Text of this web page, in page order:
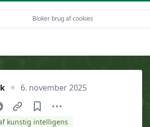
6. november 2025
kunstig intelligens
Bloker brug af cookies